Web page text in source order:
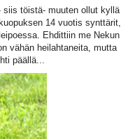
siis töistä- muuten ollut kyllä
14 vuotis synttärit,
Ehdittiin me Nekun
vähän heilahtaneita, mutta
päällä...